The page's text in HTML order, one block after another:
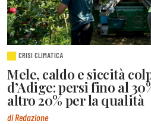
CRISI CLIMATICA
Mele, caldo e siccità
d’Adige: persi fino al
altro 20% per la qualità
di Redazione